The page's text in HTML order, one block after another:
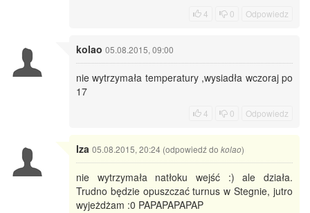
4 0 Odpowiedz
kolao 05.08.2015, 09:00
nie wytrzymała temperatury ,wysiadła wczoraj po
17
4 0 Odpowiedz
Iza 05.08.2015, 20:24 (odpowiedź do kolao)
nie wytrzymała natłoku wejść :) ale działa.
Trudno będzie opuszczać turnus w Stegnie, jutro
wyjeżdżam :0 PAPAPAPAPAP